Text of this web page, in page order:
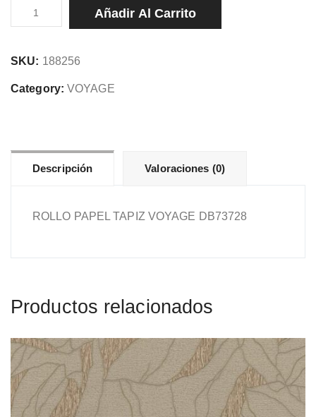
ROLLO
PAPEL
VOYAGE
DB73728
Añadir Al Carrito
SKU: 188256
Category: VOYAGE
Descripción Valoraciones (0)
ROLLO PAPEL TAPIZ VOYAGE DB73728
Productos relacionados